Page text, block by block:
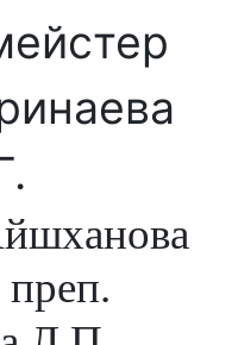
преп.